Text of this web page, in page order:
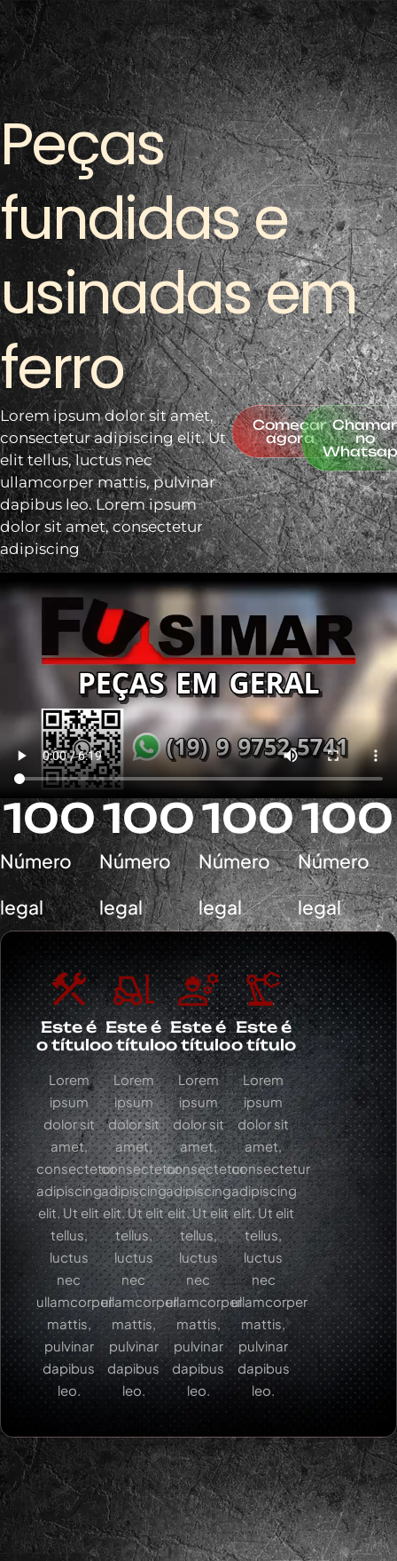
Peças
fundidas e
usinadas em
ferro
Lorem ipsum dolor sit amet,
consectetur adipiscing elit. Ut
elit tellus, luctus nec
ullamcorper mattis, pulvinar
dapibus leo. Lorem ipsum
dolor sit amet, consectetur
adipiscing
Começar
agora no
Número
legal
100
Número
legal
100
Número
legal
100
Número
legal
100
Este é
o título
Lorem
ipsum
dolor sit
amet,
consectetur
adipiscing
elit. Ut elit
tellus,
luctus
nec
ullamcorper
mattis,
pulvinar
dapibus
leo.
Este é
o título
Lorem
ipsum
dolor sit
amet,
consectetur
adipiscing
elit. Ut elit
tellus,
luctus
nec
ullamcorper
mattis,
pulvinar
dapibus
leo.
Este é
o título
Lorem
ipsum
dolor sit
amet,
consectetur
adipiscing
elit. Ut elit
tellus,
luctus
nec
ullamcorper
mattis,
pulvinar
dapibus
leo.
Este é
o título
Lorem
ipsum
dolor sit
amet,
consectetur
adipiscing
elit. Ut elit
tellus,
luctus
nec
ullamcorper
mattis,
pulvinar
dapibus
leo.